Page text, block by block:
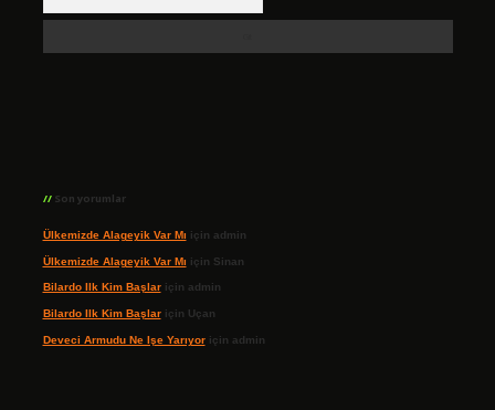
Son yorumlar
Ülkemizde Alageyik Var Mı için admin
Ülkemizde Alageyik Var Mı için Sinan
Bilardo Ilk Kim Başlariçin admin
Bilardo Ilk Kim Başlariçin Uçan
Deveci Armudu Ne Işe Yarıyoriçin admin